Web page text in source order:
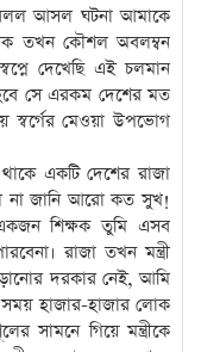
বলল আসল ঘটনা আমাকে
তখন কৌশল অবলম্বন
দেখেছি এই চলমান
হবে সে এরকম দেশের মত
স্বর্গের মেওয়া উপভোগ
একটি দেশের রাজা
না জানি আরো কত সুখ!
শিক্ষক তুমি এসব
রাজা তখন মন্ত্রী
দরকার নেই, আমি
সময় হাজার-হাজার লোক
সামনে গিয়ে মন্ত্রীকে